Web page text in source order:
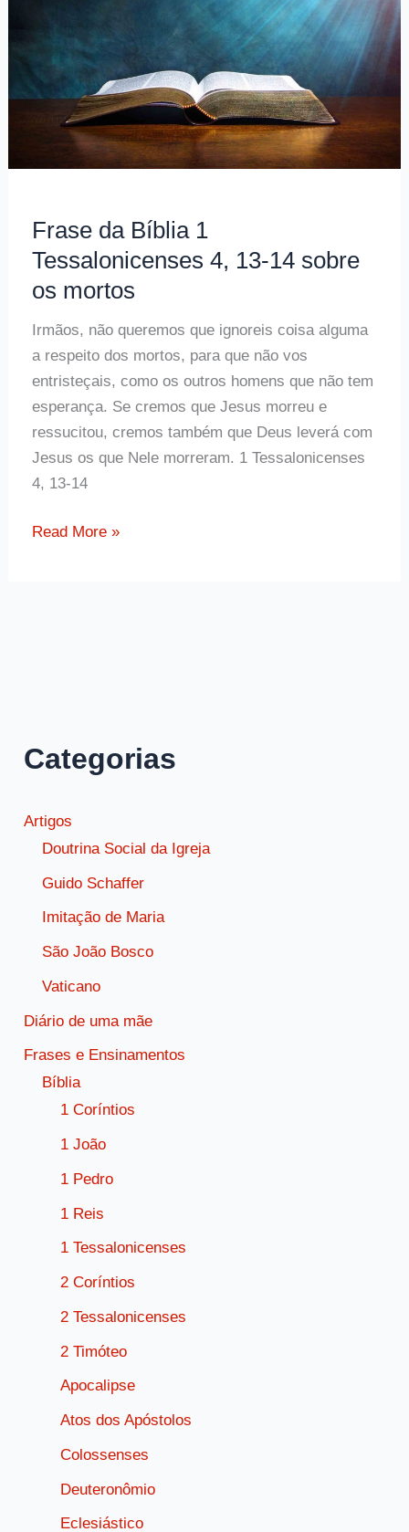
comunhão
pode
salvar
almas
do
Frase da Bíblia 1
Tessalonicenses 4, 13-14 sobre
os mortos
Irmãos, não queremos que ignoreis coisa alguma
a respeito dos mortos, para que não vos
entristeçais, como os outros homens que não tem
esperança. Se cremos que Jesus morreu e
ressucitou, cremos também que Deus leverá com
Jesus os que Nele morreram. 1 Tessalonicenses
4, 13-14
Frase
os
Read More »
Categorias
Artigos
Doutrina Social da Igreja
Guido Schaffer
Imitação de Maria
São João Bosco
Vaticano
Diário de uma mãe
Frases e Ensinamentos
Bíblia
1 Coríntios
1 João
1 Pedro
1 Reis
1 Tessalonicenses
2 Coríntios
2 Tessalonicenses
2 Timóteo
Apocalipse
Atos dos Apóstolos
Colossenses
Deuteronômio
Eclesiástico